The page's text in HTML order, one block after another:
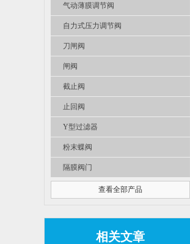
气动薄膜调节阀
自力式压力调节阀
刀闸阀
闸阀
截止阀
止回阀
Y型过滤器
粉末蝶阀
隔膜阀门
查看全部产品
相关文章